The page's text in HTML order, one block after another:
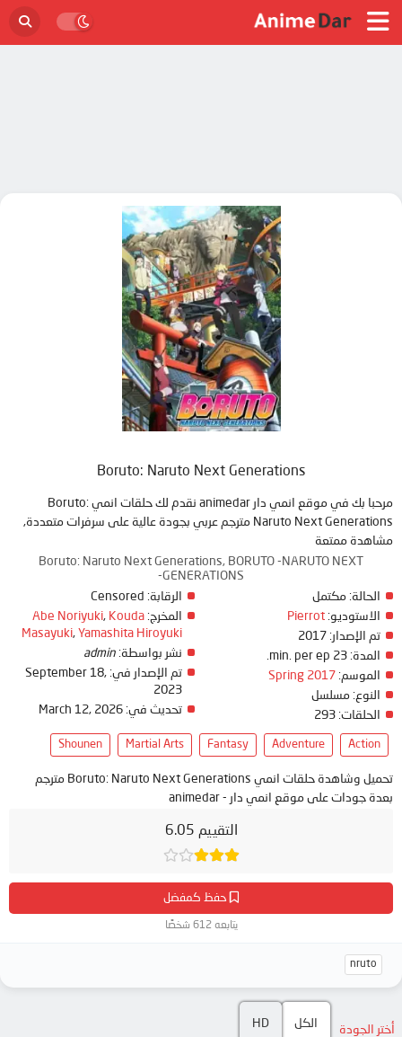
التقييم 6.05
حفظ كمفضل
يتابعه 612 شخصًا
Boruto: Naruto Next Generations
مرحبا بك في موقع انمي دار animedar نقدم لك حلقات انمي Boruto:
Naruto Next Generations مترجم عربي بجودة عالية على سرفرات متعددة,
مشاهدة ممتعة
Boruto: Naruto Next Generations, BORUTO -NARUTO NEXT
GENERATIONS-
الحالة: مكتمل
الاستوديو: Pierrot
تم الإصدار:
المدة:
الموسم: Spring 2017
النوع: مسلسل
الحلقات:
الرقابة:
المخرج:
Abe Noriyuki, Kouda
Masayuki, Yamashita Hiroyuki
نشر بواسطة: admin
تم الإصدار في: September 18,
2023
تحديث في: March 12, 2026
Action
Adventure
Fantasy
Martial Arts
Shounen
تحميل وشاهدة حلقات انمي Boruto: Naruto Next Generations مترجم
بعدة جودات على موقع انمي دار - animedar
nruto
أختر الجودة الكل HD